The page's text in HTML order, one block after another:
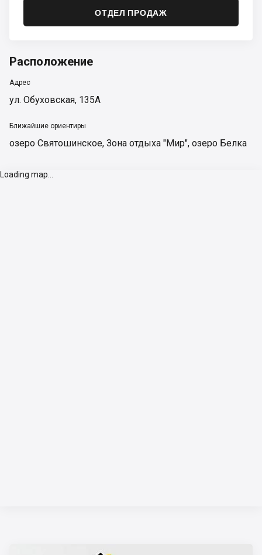
ОТДЕЛ ПРОДАЖ
Расположение
Адрес
ул. Обуховская, 135А
Ближайшие ориентиры
озеро Святошинское, Зона отдыха "Мир", озеро Белка
Loading map...